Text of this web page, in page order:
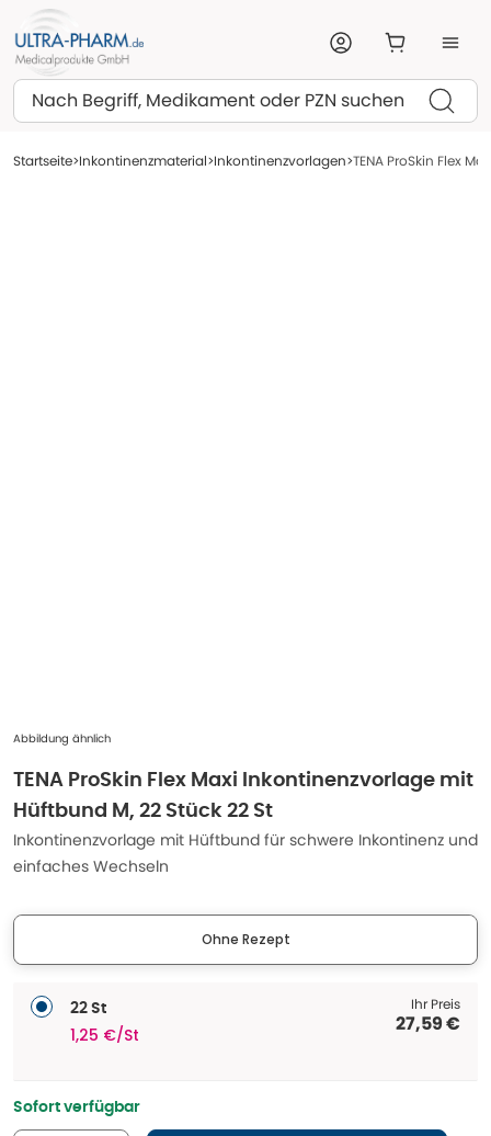
Suchen
Startseite Inkontinenzmaterial Inkontinenzvorlagen TENA ProSkin Flex
Abbildung ähnlich
TENA ProSkin Flex Maxi Inkontinenzvorlage mit
Hüftbund M, 22 Stück 22 St
Inkontinenzvorlage mit Hüftbund für schwere Inkontinenz und
einfaches Wechseln
Ohne Rezept
22 St
1,25 €/St
Ihr Preis
27,59 €
Sofort verfügbar